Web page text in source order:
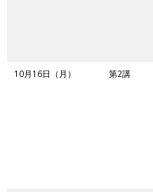
10月16日（月） 第2講